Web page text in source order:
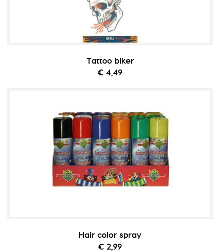
Tattoo biker
€ 4,49
Hair color spray
€ 2,99